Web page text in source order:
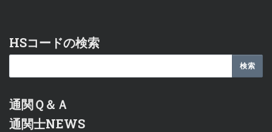
HSコードの検索
通関Ｑ＆Ａ
通関士NEWS